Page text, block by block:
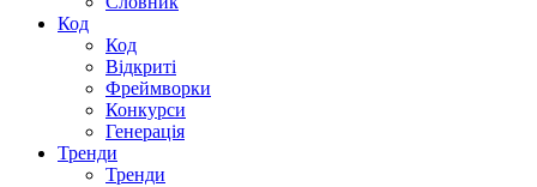
Код
Код
Відкриті
Фреймворки
Конкурси
Генерація
Тренди
Тренди